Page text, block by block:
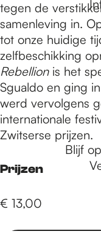
Blijf
tegen de
samenleving in.
tot onze huidige
zelfbeschikking
Rebellionis het
Sgualdo en ging
werd vervolgens
internationale
Zwitserse prijzen.
Prijzen
€ 13,00